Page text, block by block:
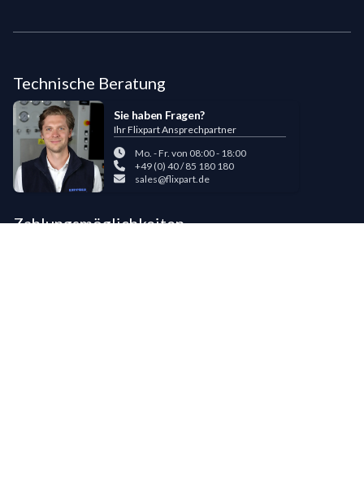
Technische Beratung
Sie haben Fragen?
Ihr Flixpart Ansprechpartner
Mo. - Fr. von 08:00 - 18:00
+49 (0) 40 / 85 180 180
sales@flixpart.de
Zahlungsmöglichkeiten